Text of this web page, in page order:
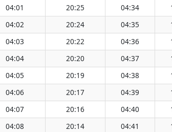
04:01 20:25 04:34
04:02 20:24 04:35
04:03 20:22 04:36
04:04 20:20 04:37
04:05 20:19 04:38
04:06 20:17 04:39
04:07 20:16 04:40
04:08 20:14 04:41